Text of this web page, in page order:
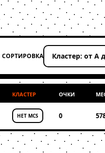
СОРТИРОВКА
Применить сортировку
КЛАСТЕР ОЧКИ
НЕТ MCS 0